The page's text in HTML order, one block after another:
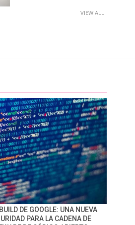
VIEW ALL
DE GOOGLE: UNA NUEVA
PARA LA CADENA DE